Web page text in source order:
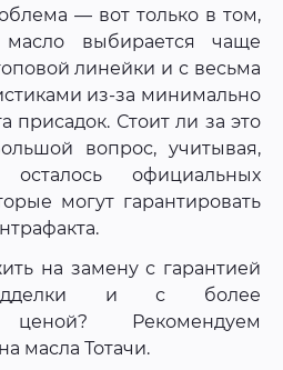
— вот только в том,
масло выбирается чаще
линейки и с весьма
из-за минимально
присадок. Стоит ли за это
вопрос, учитывая,
официальных
могут гарантировать
на замену с гарантией
и с более
ценой? Рекомендуем
масла Тотачи.